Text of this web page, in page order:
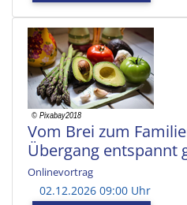
Vom Brei zum
Übergang entspannt
Onlinevortrag
02.12.2026 09:00 Uhr